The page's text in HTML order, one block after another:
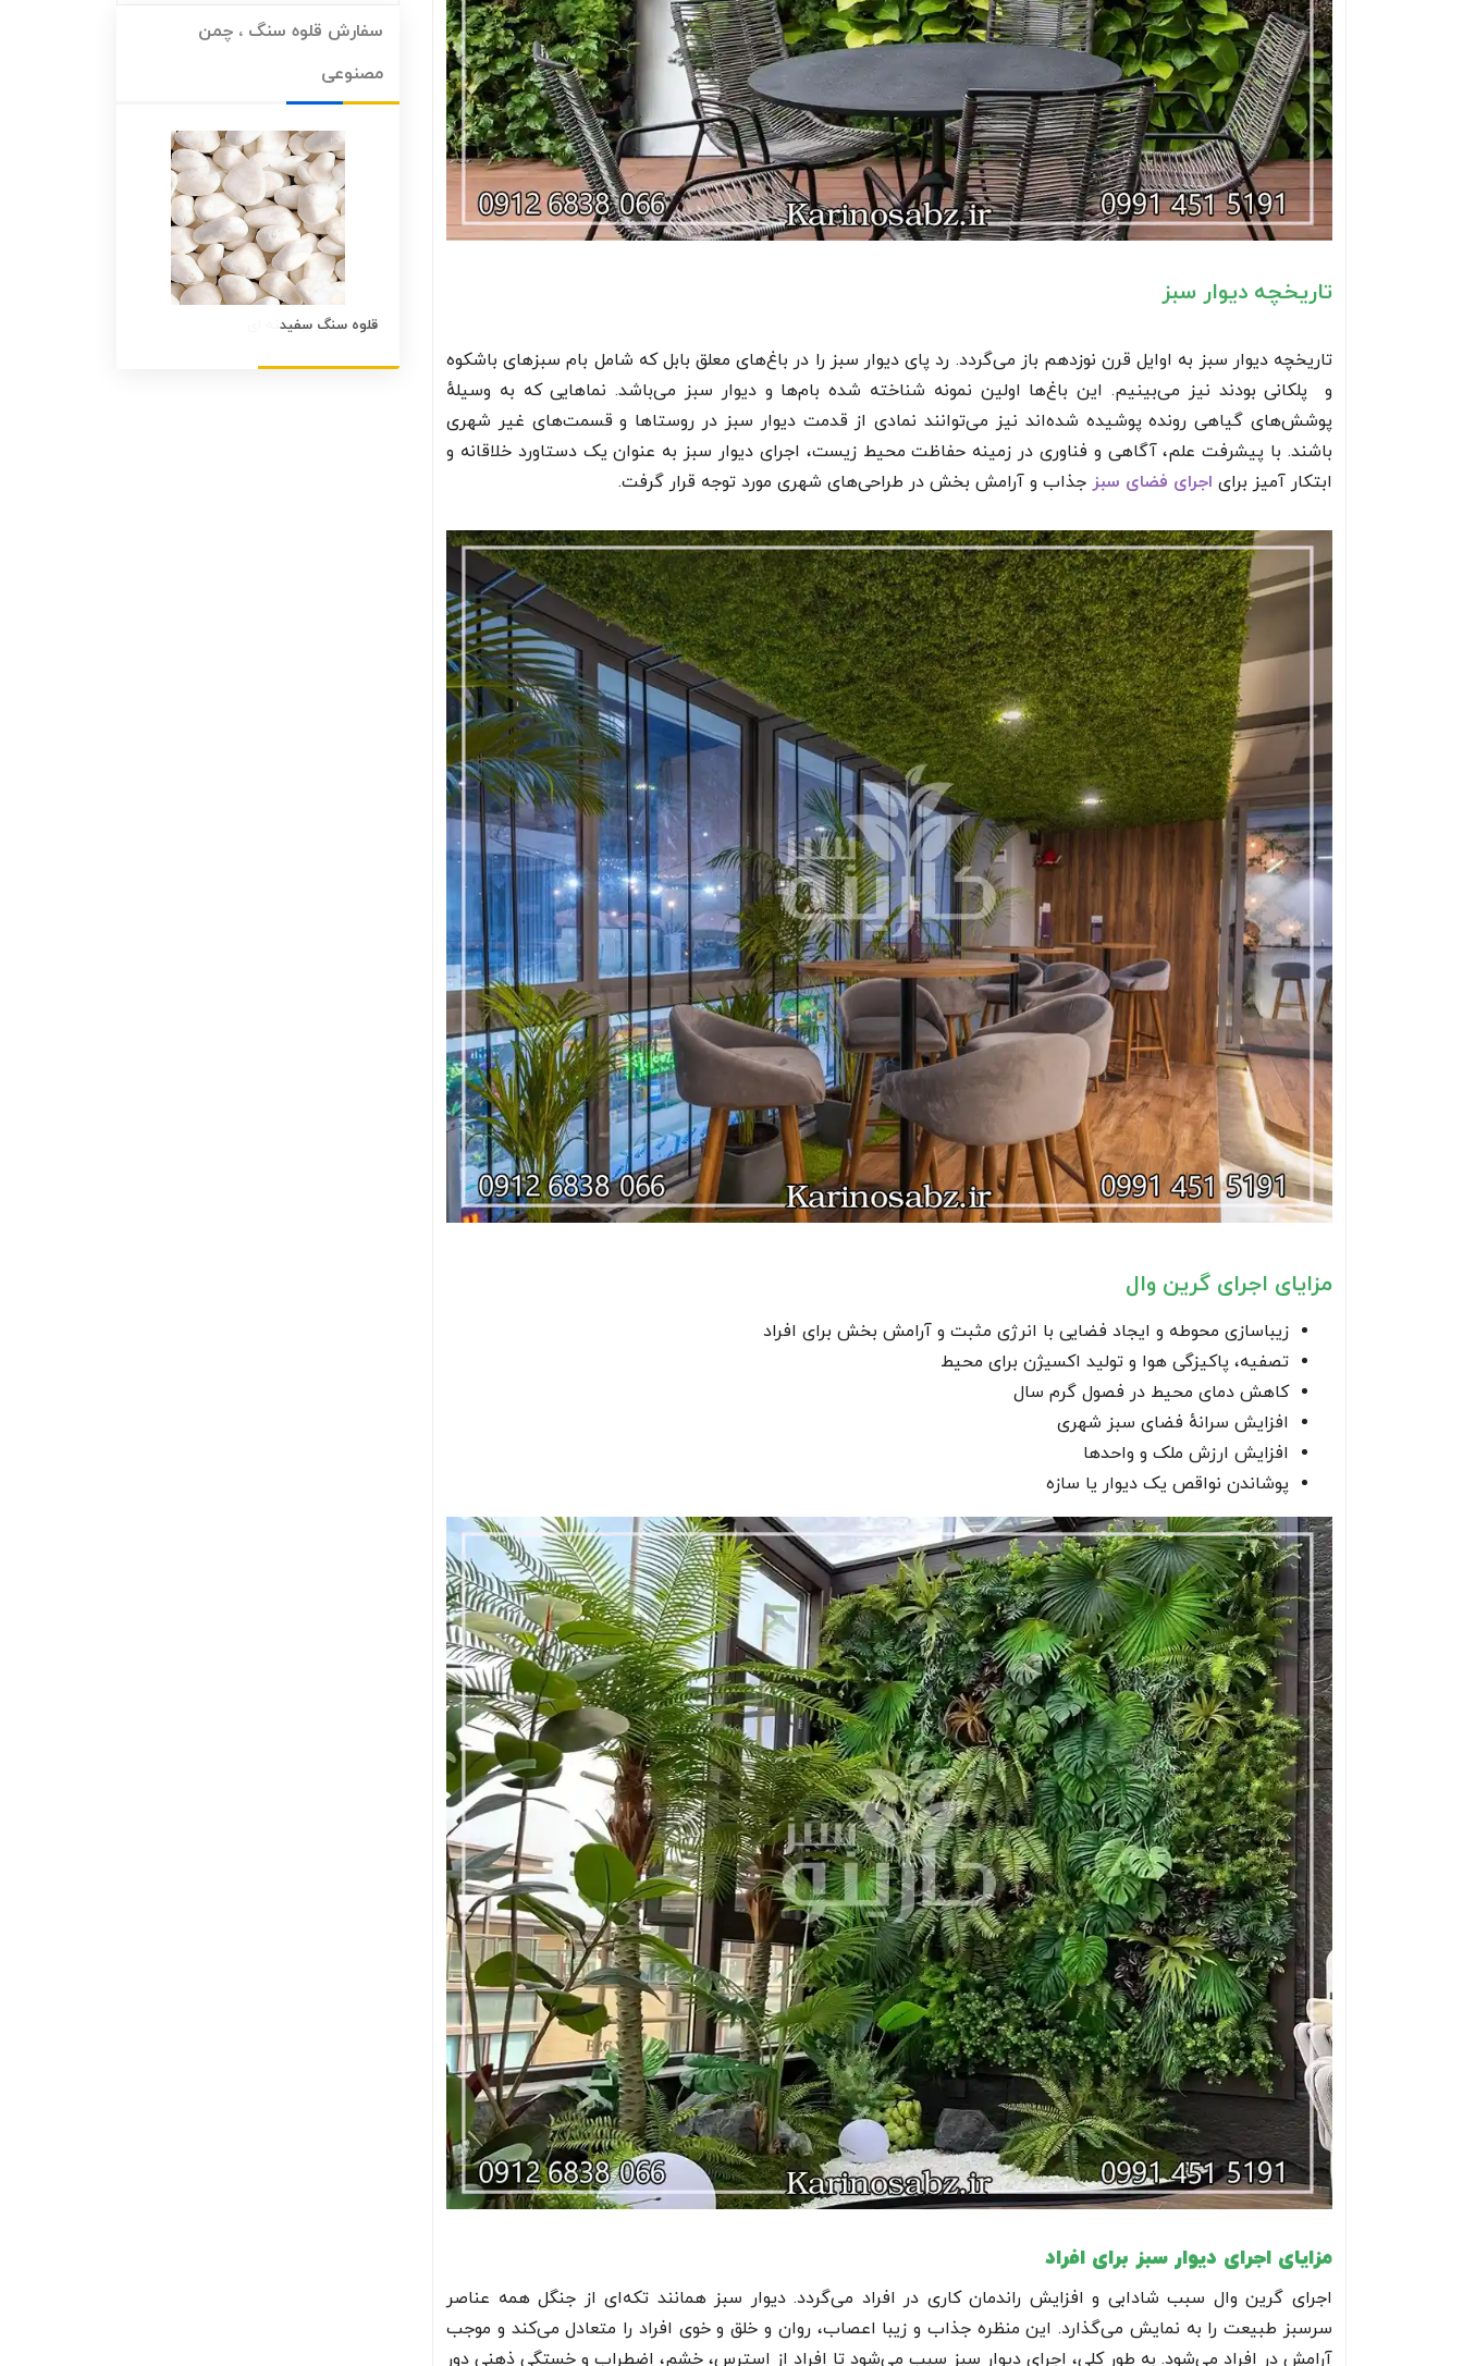
تاریخچه دیوار سبز
تاریخچه دیوار سبز به اوایل قرن نوزدهم باز می‌گردد. رد پای دیوار سبز را در باغ‌های معلق بابل که شامل بام سبزهای باشکوه
و پلکانی بودند نیز می‌بینیم. این باغ‌ها اولین نمونه شناخته شده بام‌ها و دیوار سبز می‌باشد. نماهایی که به وسیلهٔ
پوشش‌های گیاهی رونده پوشیده شده‌اند نیز می‌توانند نمادی از قدمت دیوار سبز در روستاها و قسمت‌های غیر شهری
باشند. با پیشرفت علم، آگاهی و فناوری در زمینه حفاظت محیط زیست، اجرای دیوار سبز به عنوان یک دستاورد خلاقانه و
ابتکار آمیز برای اجرای فضای سبز جذاب و آرامش بخش در طراحی‌های شهری مورد توجه قرار گرفت.
مزایای اجرای گرین وال
زیباسازی محوطه و ایجاد فضایی با انرژی مثبت و آرامش بخش برای افراد
تصفیه، پاکیزگی هوا و تولید اکسیژن برای محیط
کاهش دمای محیط در فصول گرم سال
افزایش سرانهٔ فضای سبز شهری
افزایش ارزش ملک و واحدها
پوشاندن نواقص یک دیوار یا سازه
مزایای اجرای دیوار سبز برای افراد
اجرای گرین وال سبب شادابی و افزایش راندمان کاری در افراد می‌گردد. دیوار سبز همانند تکه‌ای از جنگل همه عناصر
سرسبز طبیعت را به نمایش می‌گذارد. این منظره جذاب و زیبا اعصاب، روان و خلق و خوی افراد را متعادل می‌کند و موجب
آرامش در افراد می‌شود. به طور کلی، اجرای دیوار سبز سبب می‌شود تا افراد از استرس، خشم، اضطراب و خستگی ذهنی دور
سفارش قلوه سنگ ، چمن
مصنوعی
قلوه سنگ سفید